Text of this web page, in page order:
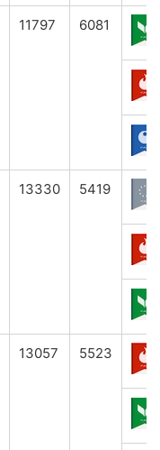
11797 6081
13330 5419
13057 5523